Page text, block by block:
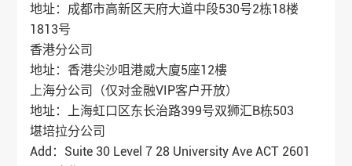
地址：成都市高新区天府大道中段530号2栋18楼
1813号
香港分公司
地址：香港尖沙咀港威大廈5座12樓
上海分公司（仅对金融VIP客户开放）
地址：上海虹口区东长治路399号双狮汇B栋503
堪培拉分公司
Add：Suite 30 Level 7 28 University Ave ACT 2601